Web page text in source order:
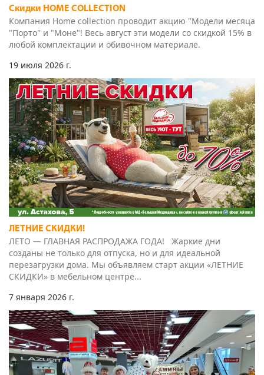
любой комплектации и обивочном материале.
19 июля 2026 г.
ЛЕТНИЕ СКИДКИ!
ЛЕТО — ГЛАВНАЯ РАСПРОДАЖА ГОДА! Жаркие дни
созданы не только для отпуска, но и для идеальной
перезагрузки дома. Мы объявляем старт акции «ЛЕТНИЕ
СКИДКИ» в мебельном центре...
7 января 2026 г.